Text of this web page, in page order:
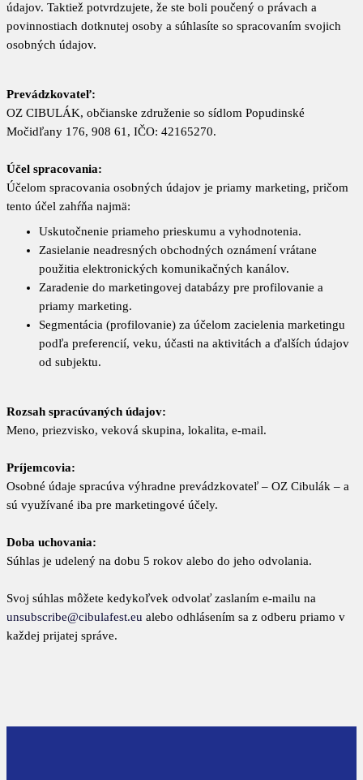
údajov. Taktiež potvrdzujete, že ste boli poučený o právach a
povinnostiach dotknutej osoby a súhlasíte so spracovaním svojich
osobných údajov.
Prevádzkovateľ:
OZ CIBULÁK, občianske združenie so sídlom Popudinské
Močidľany 176, 908 61, IČO: 42165270.
Účel spracovania:
Účelom spracovania osobných údajov je priamy marketing, pričom
tento účel zahŕňa najmä:
Uskutočnenie priameho prieskumu a vyhodnotenia.
Zasielanie neadresných obchodných oznámení vrátane
použitia elektronických komunikačných kanálov.
Zaradenie do marketingovej databázy pre profilovanie a
priamy marketing.
Segmentácia (profilovanie) za účelom zacielenia marketingu
podľa preferencií, veku, účasti na aktivitách a ďalších údajov
od subjektu.
Rozsah spracúvaných údajov:
Meno, priezvisko, veková skupina, lokalita, e-mail.
Príjemcovia:
Osobné údaje spracúva výhradne prevádzkovateľ – OZ Cibulák – a
sú využívané iba pre marketingové účely.
Doba uchovania:
Súhlas je udelený na dobu 5 rokov alebo do jeho odvolania.
Svoj súhlas môžete kedykoľvek odvolať zaslaním e-mailu na
unsubscribe@cibulafest.eu alebo odhlásením sa z odberu priamo v
každej prijatej správe.